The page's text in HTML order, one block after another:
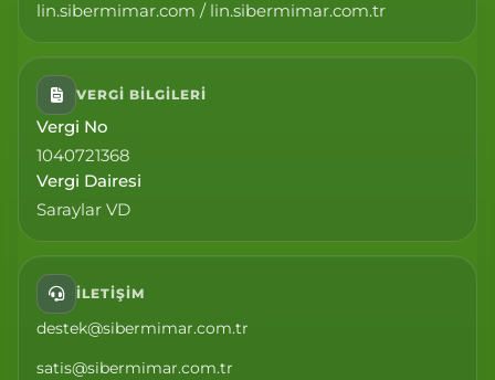
lin.sibermimar.com / lin.sibermimar.com.tr
VERGI BILGILERI
Vergi No
1040721368
Vergi Dairesi
Saraylar VD
İLETIŞIM
destek@sibermimar.com.tr
satis@sibermimar.com.tr